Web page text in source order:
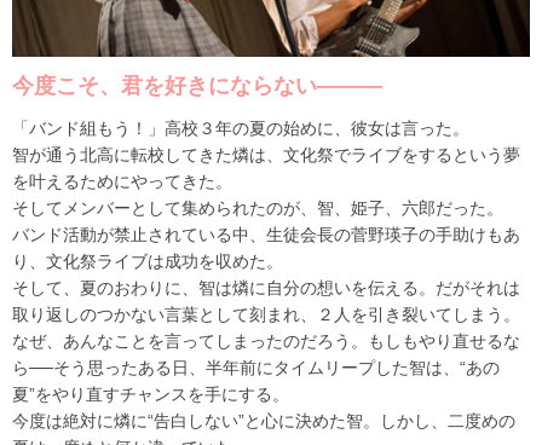
今度こそ、君を好きにならない―――
「バンド組もう！」高校３年の夏の始めに、彼女は言った。
智が通う北高に転校してきた燐は、文化祭でライブをするという夢
を叶えるためにやってきた。
そしてメンバーとして集められたのが、智、姫子、六郎だった。
バンド活動が禁止されている中、生徒会長の菅野瑛子の手助けもあ
り、文化祭ライブは成功を収めた。
そして、夏のおわりに、智は燐に自分の想いを伝える。だがそれは
取り返しのつかない言葉として刻まれ、２人を引き裂いてしまう。
なぜ、あんなことを言ってしまったのだろう。もしもやり直せるな
ら──そう思ったある日、半年前にタイムリープした智は、“あの
夏”をやり直すチャンスを手にする。
今度は絶対に燐に“告白しない”と心に決めた智。しかし、二度めの